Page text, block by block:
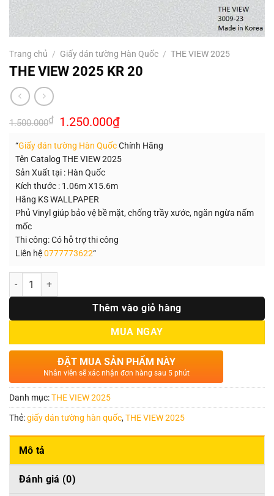
Trang chủ / Giấy dán tường Hàn Quốc / THE VIEW 2025
THE VIEW 2025 KR 20
1.500.000₫ Giá
gốc
1.500.000₫.
1.250.000₫Giá
hiện
là:
1.250.000₫.
“Giấy dán tường Hàn QuốcChính Hãng
Tên Catalog THE VIEW 2025
Sản Xuất tại : Hàn Quốc
Kích thước : 1.06m X15.6m
Hãng KS WALLPAPER
Phủ Vinyl giúp bảo vệ bề mặt, chống trầy xước, ngăn ngừa nấm
mốc
Thi công: Có hỗ trợ thi công
Liên hệ0777773622“
Số lượng
Thêm vào giỏ hàng
MUA NGAY
ĐẶT MUA SẢN PHẨM NÀY
Nhân viên sẽ xác nhận đơn hàng sau 5 phút
Danh mục:THE VIEW 2025
Thẻ:giấy dán tường hàn quốc,THE VIEW 2025
Mô tả
Đánh giá (0)